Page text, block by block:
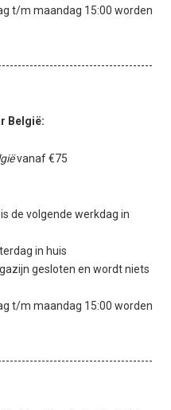
t/m maandag 15:00 worden
België:
vanaf €75
de volgende werkdag in
in huis
gesloten en wordt niets
t/m maandag 15:00 worden